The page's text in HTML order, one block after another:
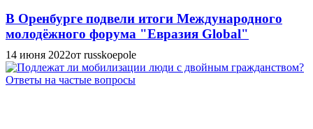
В Оренбурге подвели итоги Международного
молодёжного форума "Евразия Global"
14 июня 2022от russkoepole